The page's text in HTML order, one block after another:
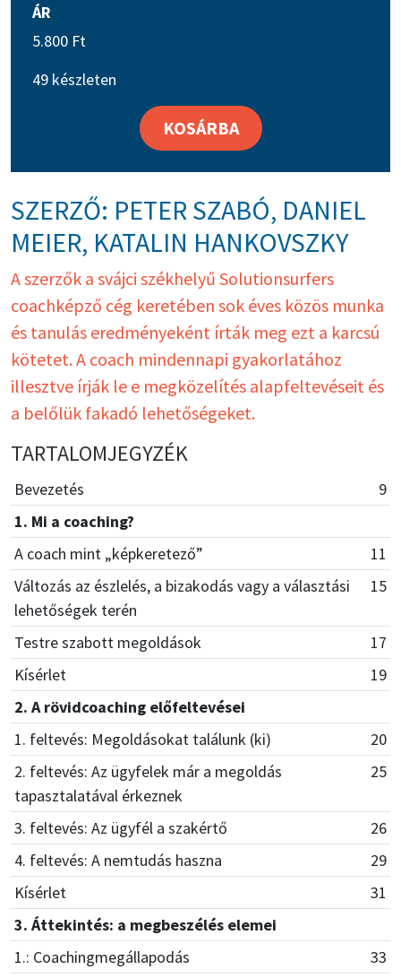
ÁR
5.800 Ft
49 készleten
KOSÁRBA
SZERZŐ: PETER SZABÓ, DANIEL
MEIER, KATALIN HANKOVSZKY
A szerzők a svájci székhelyű Solutionsurfers
coachképző cég keretében sok éves közös munka
és tanulás eredményeként írták meg ezt a karcsú
kötetet. A coach mindennapi gyakorlatához
illesztve írják le e megközelítés alapfeltevéseit és
a belőlük fakadó lehetőségeket.
TARTALOMJEGYZÉK
Bevezetés
9
1. Mi a coaching?
A coach mint „képkeretező”
11
Változás az észlelés, a bizakodás vagy a választási
lehetőségek terén
15
Testre szabott megoldások
17
Kísérlet
19
2. A rövidcoaching előfeltevései
1. feltevés: Megoldásokat találunk (ki)
20
2. feltevés: Az ügyfelek már a megoldás
tapasztalatával érkeznek
25
3. feltevés: Az ügyfél a szakértő
26
4. feltevés: A nemtudás haszna
29
Kísérlet
31
3. Áttekintés: a megbeszélés elemei
1.: Coachingmegállapodás
33